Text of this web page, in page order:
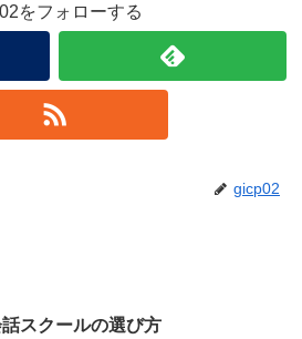
をフォローする
gicp02
スクールの選び方